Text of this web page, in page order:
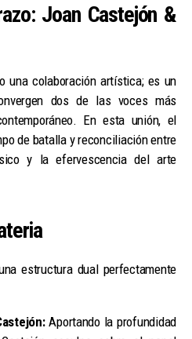
Joan Castejón &
una colaboración artística; es un
dos de las voces más
En esta unión, el
de batalla y reconciliación entre
y la efervescencia del arte
estructura dual perfectamente
Aportando la profundidad